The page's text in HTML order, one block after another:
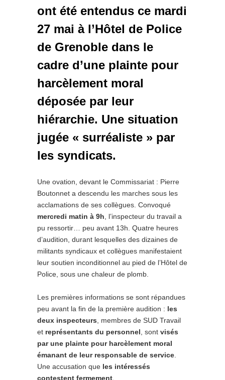
ont été entendus ce mardi
27 mai à l’Hôtel de Police
de Grenoble dans le
cadre d’une plainte pour
harcèlement moral
déposée par leur
hiérarchie. Une situation
jugée « surréaliste » par
les syndicats.
Une ovation, devant le Commissariat : Pierre
Boutonnet a descendu les marches sous les
acclamations de ses collègues. Convoqué
mercredi matin à 9h , l’inspecteur du travail a
pu ressortir… peu avant 13h. Quatre heures
d’audition, durant lesquelles des dizaines de
militants syndicaux et collègues manifestaient
leur soutien inconditionnel au pied de l’Hôtel de
Police, sous une chaleur de plomb.
Les premières informations se sont répandues
peu avant la fin de la première audition : les
deux inspecteurs , membres de SUD Travail
et représentants du personnel , sont visés
par une plainte pour harcèlement moral
émanant de leur responsable de service
Une accusation que les intéressés
contestent fermement